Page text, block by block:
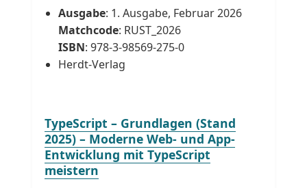
Ausgabe: 1. Ausgabe, Februar 2026
Matchcode: RUST_2026
ISBN: 978-3-98569-275-0
Herdt-Verlag
TypeScript – Grundlagen (Stand
2025) – Moderne Web- und App-
Entwicklung mit TypeScript
meistern